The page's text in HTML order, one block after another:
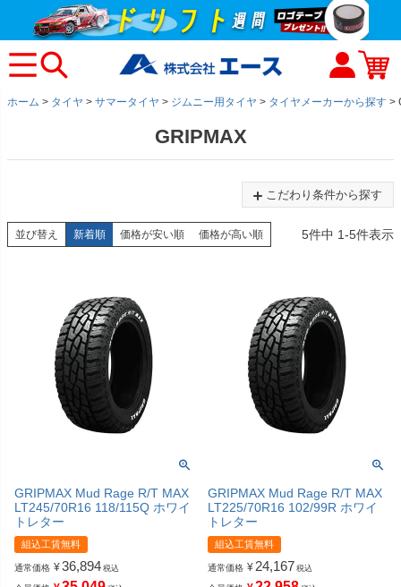
ホーム タイヤ サマータイヤ ジムニー用タイヤ タイヤメーカーから探す
GRIPMAX
こだわり条件から探す
並び替え 新着順 価格が安い順 価格が高い順 5件中 1-5件表示
GRIPMAX Mud Rage R/T MAX
LT245/70R16 118/115Q ホワイ
トレター
組込工賃無料
通常価格 ¥36,894 税込
GRIPMAX Mud Rage R/T MAX
LT225/70R16 102/99R ホワイ
トレター
組込工賃無料
通常価格 ¥ 24,167 税込